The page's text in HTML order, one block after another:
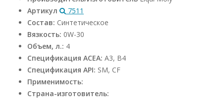
Артикул
7511
Состав: Синтетическое
Вязкость: 0W-30
Объем, л.: 4
Спецификация ACEA: A3, B4
Спецификация API: SM, CF
Применимость:
Страна-изготовитель: